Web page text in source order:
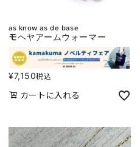
as know as de base
モヘヤアームウォーマー
¥7,150税込
カートに入れる